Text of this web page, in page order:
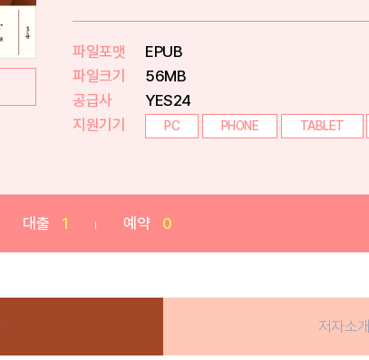
파일포맷
EPUB
파일크기
56MB
공급사
YES24
지원기기
PC PHONE TABLET
대출 1 예약 0
저자소개